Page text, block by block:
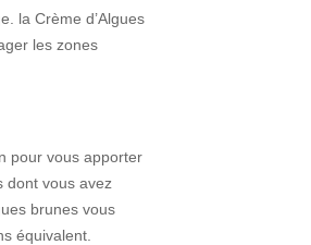
la Crème d’Algues
les zones
pour vous apporter
dont vous avez
brunes vous
équivalent.